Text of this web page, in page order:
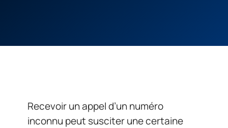
Recevoir un appel d’un numéro
inconnu peut susciter une certaine